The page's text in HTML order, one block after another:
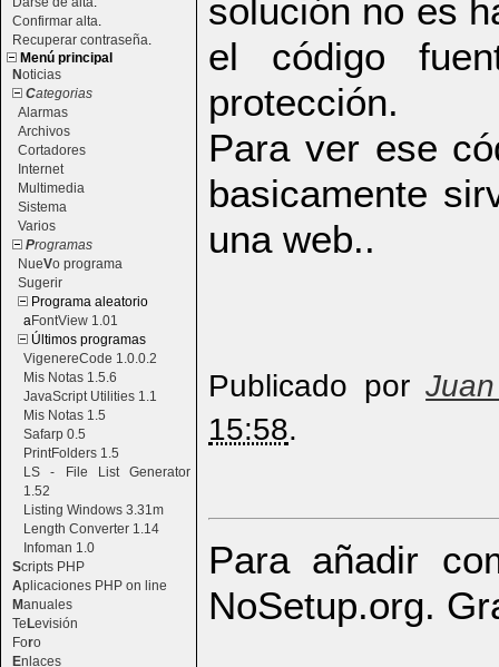
Confirmar alta
Recuperar contraseña
Menú principal
Noticias
Categorias
Alarmas
Archivos
Cortadores
Internet
Multimedia
Sistema
Varios
Programas
NueVo programa
Sugerir
Programa aleatorio
aFontView 1.01
Últimos programas
VigenereCode 1.0.0.2
Mis Notas 1.5.6
JavaScript Utilities 1.1
Mis Notas 1.5
Safarp 0.5
PrintFolders 1.5
LS - File List Generator
1.52
Listing Windows 3.31m
Length Converter 1.14
Infoman 1.0
Scripts PHP
Aplicaciones PHP on line
Manuales
TeLevisión
Foro
Enlaces
solución no es
el código
protección.
Para ver ese
basicamente
una web..
Publicado por
15:58.
Para añadir
NoSetup.org.